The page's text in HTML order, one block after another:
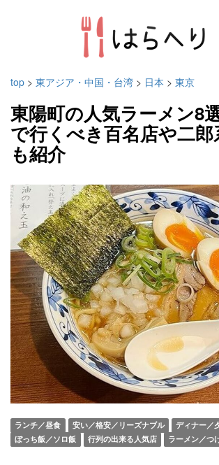
top > 東アジア・中国・台湾 > 日本 > 東京
東陽町の人気ラーメン8
で行くべき百名店や二
も紹介
ランチ／昼食 安い／格安／リーズナブル
ディナー／
ぼっち飯／ソロ飯
行列の出来る人気店 ラーメン／つ